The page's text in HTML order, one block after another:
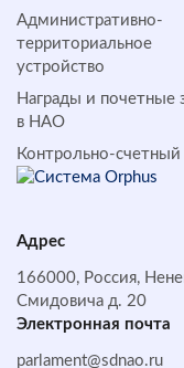
Административно-
территориальное
устройство
Награды и почетные
в НАО
Контрольно-счетный
Адрес
166000, Россия,
Смидовича д. 20
Электронная почта
parlament@sdnao.ru